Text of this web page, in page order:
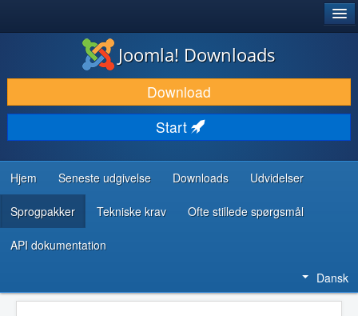
DOWNLOAD & UDVID
OPDAG & LÆR
FÆLLESSKABET & SUPPORT
UDVIKLERRESSOURCER
Joomla! Downloads
Download
Start
Hjem Seneste udgivelse Downloads Udvidelser
Sprogpakker Tekniske krav Ofte stillede spørgsmål
API dokumentation
Dansk